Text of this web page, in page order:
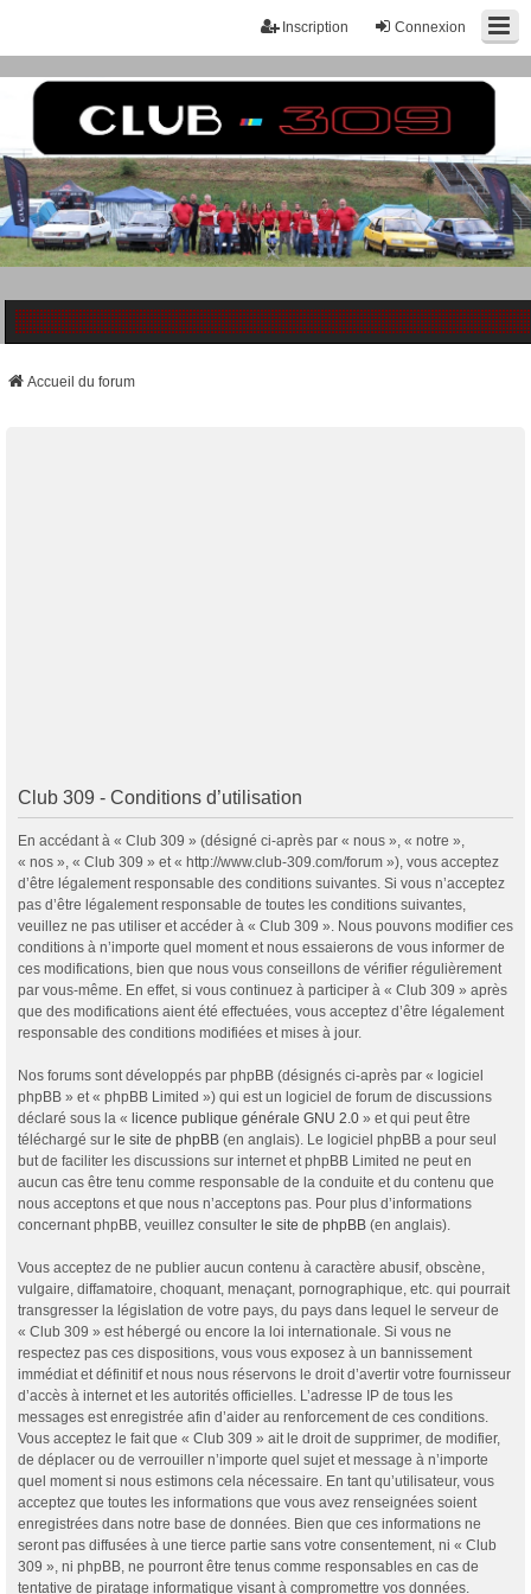
Connexion
Inscription
Accueil du forum
Club 309 - Conditions d’utilisation
En accédant à « Club 309 » (désigné ci-après par « nous », « notre »,
« nos », « Club 309 » et « http://www.club-309.com/forum »), vous acceptez
d’être légalement responsable des conditions suivantes. Si vous n’acceptez
pas d’être légalement responsable de toutes les conditions suivantes,
veuillez ne pas utiliser et accéder à « Club 309 ». Nous pouvons modifier ces
conditions à n’importe quel moment et nous essaierons de vous informer de
ces modifications, bien que nous vous conseillons de vérifier régulièrement
par vous-même. En effet, si vous continuez à participer à « Club 309 » après
que des modifications aient été effectuées, vous acceptez d’être légalement
responsable des conditions modifiées et mises à jour.
Nos forums sont développés par phpBB (désignés ci-après par « logiciel
phpBB » et « phpBB Limited ») qui est un logiciel de forum de discussions
déclaré sous la « licence publique générale GNU 2.0 » et qui peut être
téléchargé sur le site de phpBB (en anglais). Le logiciel phpBB a pour seul
but de faciliter les discussions sur internet et phpBB Limited ne peut en
aucun cas être tenu comme responsable de la conduite et du contenu que
nous acceptons et que nous n’acceptons pas. Pour plus d’informations
concernant phpBB, veuillez consulter le site de phpBB (en anglais).
Vous acceptez de ne publier aucun contenu à caractère abusif, obscène,
vulgaire, diffamatoire, choquant, menaçant, pornographique, etc. qui pourrait
transgresser la législation de votre pays, du pays dans lequel le serveur de
« Club 309 » est hébergé ou encore la loi internationale. Si vous ne
respectez pas ces dispositions, vous vous exposez à un bannissement
immédiat et définitif et nous nous réservons le droit d’avertir votre fournisseur
d’accès à internet et les autorités officielles. L’adresse IP de tous les
messages est enregistrée afin d’aider au renforcement de ces conditions.
Vous acceptez le fait que « Club 309 » ait le droit de supprimer, de modifier,
de déplacer ou de verrouiller n’importe quel sujet et message à n’importe
quel moment si nous estimons cela nécessaire. En tant qu’utilisateur, vous
acceptez que toutes les informations que vous avez renseignées soient
enregistrées dans notre base de données. Bien que ces informations ne
seront pas diffusées à une tierce partie sans votre consentement, ni « Club
309 », ni phpBB, ne pourront être tenus comme responsables en cas de
tentative de piratage informatique visant à compromettre vos données.